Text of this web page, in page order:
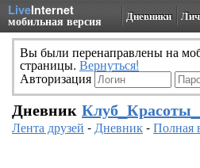
LiveInternet
мобильная версия Дневники
Вы были перенаправлены на
страницы. Вернуться!
Авторизация
Дневник
Лента друзей -Дневник-Полная